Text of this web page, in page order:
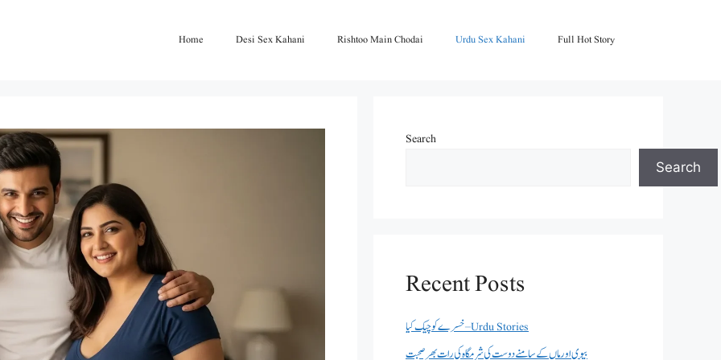
Home Desi Sex Kahani Rishtoo Main Chodai Urdu Sex Kahani Full Hot Story
Search
Search
Recent Posts
خسرے کو چیک کیا – Urdu Stories
بیوی اور ماں کے سامنے دوست کی شرمگاہ کی رات بھر صحبت